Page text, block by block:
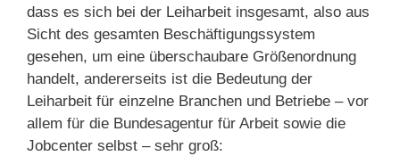
dass es sich bei der Leiharbeit insgesamt, also aus
Sicht des gesamten Beschäftigungssystem
gesehen, um eine überschaubare Größenordnung
handelt, andererseits ist die Bedeutung der
Leiharbeit für einzelne Branchen und Betriebe – vor
allem für die Bundesagentur für Arbeit sowie die
Jobcenter selbst – sehr groß: